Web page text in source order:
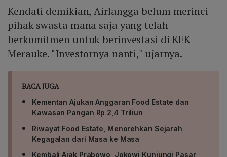
Kendati demikian, Airlangga belum merinci
pihak swasta mana saja yang telah
berkomitmen untuk berinvestasi di KEK
Merauke. "Investornya nanti," ujarnya.
BACA JUGA
Kementan Ajukan Anggaran Food Estate dan
Kawasan Pangan Rp 2,4 Triliun
Riwayat Food Estate, Menorehkan Sejarah
Kegagalan dari Masa ke Masa
Kembali Ajak Prabowo, Jokowi Kunjungi Pasar